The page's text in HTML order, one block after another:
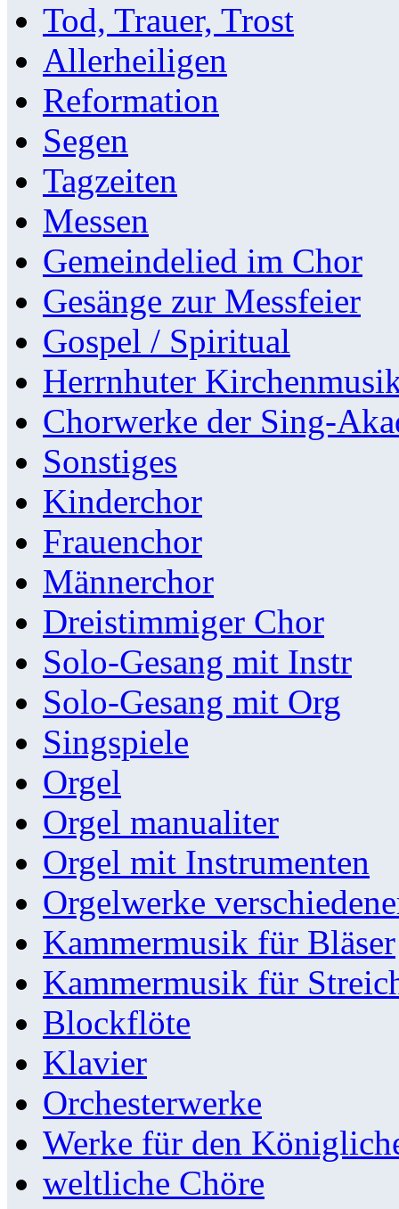
Tod, Trauer, Trost
Allerheiligen
Reformation
Segen
Tagzeiten
Messen
Gemeindelied im Chor
Gesänge zur Messfeier
Gospel / Spiritual
Herrnhuter
Chorwerke der Sing-
Sonstiges
Kinderchor
Frauenchor
Männerchor
Dreistimmiger Chor
Solo-Gesang mit Instr
Solo-Gesang mit Org
Singspiele
Orgel
Orgel manualiter
Orgel mit Instrumenten
Orgelwerke
Kammermusik für Bläser
Kammermusik für
Blockflöte
Klavier
Orchesterwerke
Werke für den
weltliche Chöre